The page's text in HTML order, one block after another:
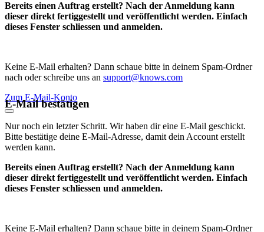
Bereits einen Auftrag erstellt? Nach der Anmeldung kann
dieser direkt fertiggestellt und veröffentlicht werden. Einfach
dieses Fenster schliessen und anmelden.
Keine E-Mail erhalten? Dann schaue bitte in deinem Spam-Ordner
nach oder schreibe uns an support@knows.com
Zum E-Mail-Konto
E-Mail bestätigen
Nur noch ein letzter Schritt. Wir haben dir eine E-Mail geschickt.
Bitte bestätige deine E-Mail-Adresse, damit dein Account erstellt
werden kann.
Bereits einen Auftrag erstellt? Nach der Anmeldung kann
dieser direkt fertiggestellt und veröffentlicht werden. Einfach
dieses Fenster schliessen und anmelden.
Keine E-Mail erhalten? Dann schaue bitte in deinem Spam-Ordner